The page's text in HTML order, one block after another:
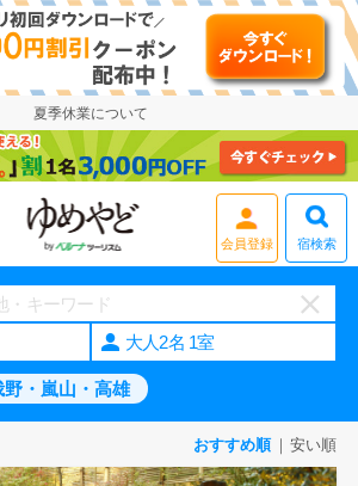
夏季休業について
会員登録
宿検索
大人2名 1室
野・嵐山・高雄
おすすめ順 安い順